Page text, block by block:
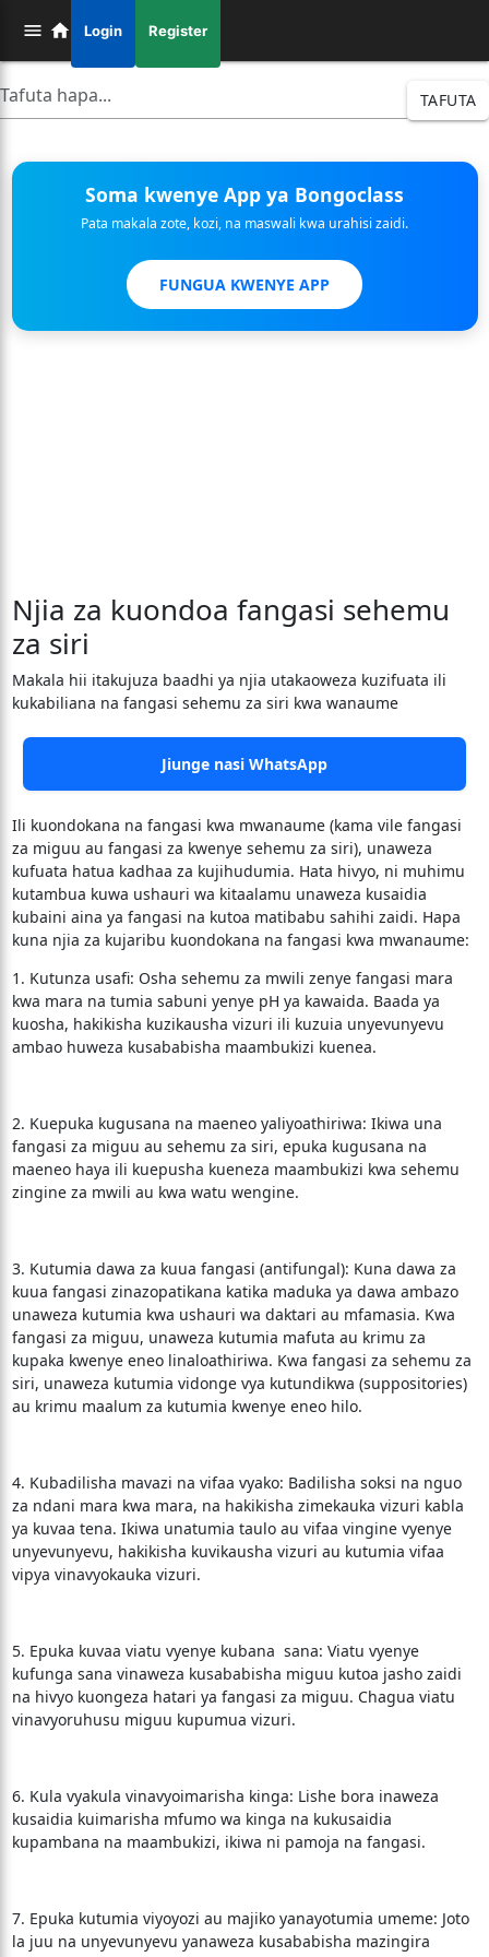
Login Register
TAFUTA
Soma kwenye App ya Bongoclass
Pata makala zote, kozi, na maswali kwa urahisi zaidi.
FUNGUA KWENYE APP
Njia za kuondoa fangasi sehemu
za siri
Makala hii itakujuza baadhi ya njia utakaoweza kuzifuata ili
kukabiliana na fangasi sehemu za siri kwa wanaume
Jiunge nasi WhatsApp
Ili kuondokana na fangasi kwa mwanaume (kama vile fangasi
za miguu au fangasi za kwenye sehemu za siri), unaweza
kufuata hatua kadhaa za kujihudumia. Hata hivyo, ni muhimu
kutambua kuwa ushauri wa kitaalamu unaweza kusaidia
kubaini aina ya fangasi na kutoa matibabu sahihi zaidi. Hapa
kuna njia za kujaribu kuondokana na fangasi kwa mwanaume:
1. Kutunza usafi: Osha sehemu za mwili zenye fangasi mara
kwa mara na tumia sabuni yenye pH ya kawaida. Baada ya
kuosha, hakikisha kuzikausha vizuri ili kuzuia unyevunyevu
ambao huweza kusababisha maambukizi kuenea.
2. Kuepuka kugusana na maeneo yaliyoathiriwa: Ikiwa una
fangasi za miguu au sehemu za siri, epuka kugusana na
maeneo haya ili kuepusha kueneza maambukizi kwa sehemu
zingine za mwili au kwa watu wengine.
3. Kutumia dawa za kuua fangasi (antifungal): Kuna dawa za
kuua fangasi zinazopatikana katika maduka ya dawa ambazo
unaweza kutumia kwa ushauri wa daktari au mfamasia. Kwa
fangasi za miguu, unaweza kutumia mafuta au krimu za
kupaka kwenye eneo linaloathiriwa. Kwa fangasi za sehemu za
siri, unaweza kutumia vidonge vya kutundikwa (suppositories)
au krimu maalum za kutumia kwenye eneo hilo.
4. Kubadilisha mavazi na vifaa vyako: Badilisha soksi na nguo
za ndani mara kwa mara, na hakikisha zimekauka vizuri kabla
ya kuvaa tena. Ikiwa unatumia taulo au vifaa vingine vyenye
unyevunyevu, hakikisha kuvikausha vizuri au kutumia vifaa
vipya vinavyokauka vizuri.
5. Epuka kuvaa viatu vyenye kubana sana: Viatu vyenye
kufunga sana vinaweza kusababisha miguu kutoa jasho zaidi
na hivyo kuongeza hatari ya fangasi za miguu. Chagua viatu
vinavyoruhusu miguu kupumua vizuri.
6. Kula vyakula vinavyoimarisha kinga: Lishe bora inaweza
kusaidia kuimarisha mfumo wa kinga na kukusaidia
kupambana na maambukizi, ikiwa ni pamoja na fangasi.
7. Epuka kutumia viyoyozi au majiko yanayotumia umeme: Joto
la juu na unyevunyevu yanaweza kusababisha mazingira